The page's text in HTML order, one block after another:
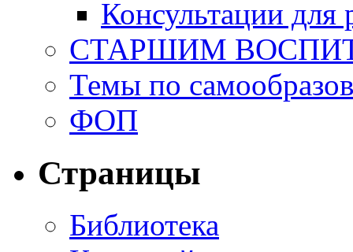
Консультации для
СТАРШИМ
Темы по
ФОП
Страницы
Библиотека